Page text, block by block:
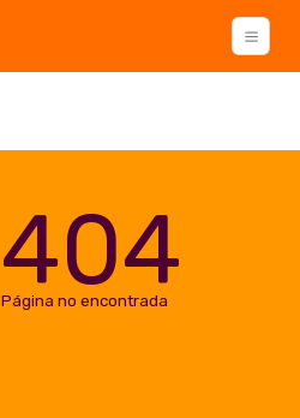
404
Página no encontrada